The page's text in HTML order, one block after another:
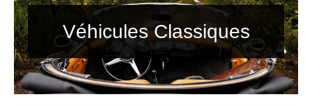
Véhicules Classiques